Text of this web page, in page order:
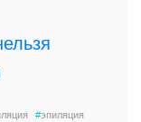
#эпиляция